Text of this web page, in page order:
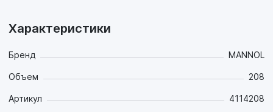
всех форм коррозии, а также препятствует
поверхностей современных двигателей. Придает
концентрации от 30%;
- Пакет неорганических присадок защищает поверхность
сразу, а органическая составляющая начинает
Характеристики
Бренд MANNOL
Объем 208
Артикул 4114208